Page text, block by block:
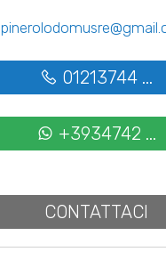
01213744 ...
+3934742 ...
CONTATTACI